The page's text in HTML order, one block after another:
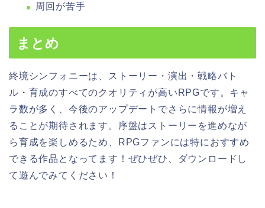
周回が苦手
まとめ
終境シンフォニーは、ストーリー・演出・戦略バト
ル・育成のすべてのクオリティが高いRPGです。キャ
ラ数が多く、今後のアップデートでさらに情報が増え
ることが期待されます。序盤はストーリーを進めなが
ら育成を楽しめるため、RPGファンには特におすすめ
できる作品となってます！ぜひぜひ、ダウンロードし
て遊んでみてください！